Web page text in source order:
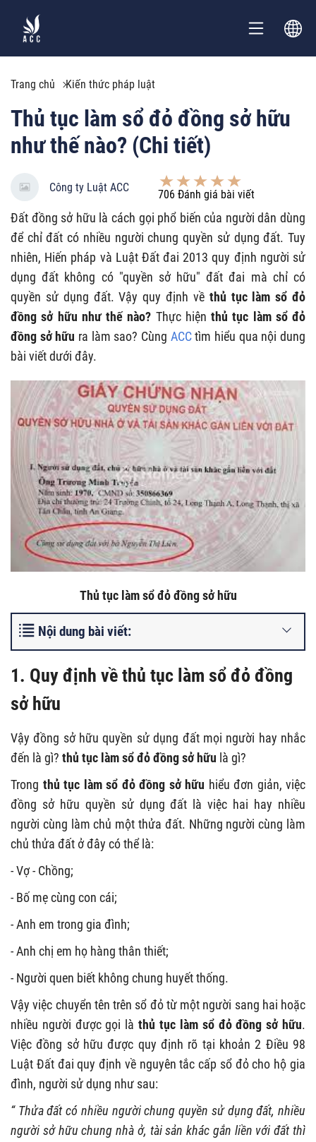
Trang chủ Kiến thức pháp luật
Thủ tục làm sổ đỏ đồng sở hữu
như thế nào? (Chi tiết)
Công ty Luật ACC
706 Đánh giá bài viết
Đất đồng sở hữu là cách gọi phổ biến của người dân dùng
để chỉ đất có nhiều người chung quyền sử dụng đất. Tuy
nhiên, Hiến pháp và Luật Đất đai 2013 quy định người sử
dụng đất không có "quyền sở hữu" đất đai mà chỉ có
quyền sử dụng đất. Vậy quy định về thủ tục làm sổ đỏ
đồng sở hữu như thế nào? Thực hiện thủ tục làm sổ đỏ
đồng sở hữu ra làm sao? Cùng ACCtìm hiểu qua nội dung
bài viết dưới đây.
Thủ tục làm sổ đỏ đồng sở hữu
Nội dung bài viết:
1. Quy định về thủ tục làm sổ đỏ đồng
sở hữu
Vậy đồng sở hữu quyền sử dụng đất mọi người hay nhắc
đến là gì? thủ tục làm sổ đỏ đồng sở hữu là gì?
Trong thủ tục làm sổ đỏ đồng sở hữu hiểu đơn giản, việc
đồng sở hữu quyền sử dụng đất là việc hai hay nhiều
người cùng làm chủ một thửa đất. Những người cùng làm
chủ thửa đất ở đây có thể là:
- Vợ - Chồng;
- Bố mẹ cùng con cái;
- Anh em trong gia đình;
- Anh chị em họ hàng thân thiết;
- Người quen biết không chung huyết thống.
Vậy việc chuyển tên trên sổ đỏ từ một người sang hai hoặc
nhiều người được gọi làthủ tục làm sổ đỏ đồng sở hữu.
Việc đồng sở hữu được quy định rõ tại khoản 2 Điều 98
Luật Đất đai quy định về nguyên tắc cấp sổ đỏ cho hộ gia
đình, người sử dụng như sau:
“ Thửa đất có nhiều người chung quyền sử dụng đất, nhiều
người sở hữu chung nhà ở, tài sản khác gắn liền với đất thì